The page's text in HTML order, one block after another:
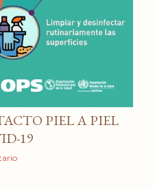
PIEL A PIEL
19